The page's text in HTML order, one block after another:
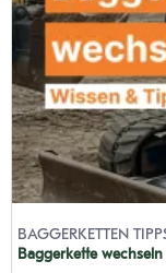
BAGGERKETTEN
Baggerkette